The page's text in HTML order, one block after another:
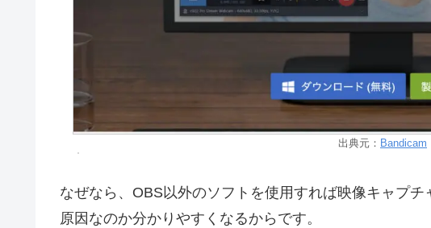
出典元： Bandicam
なぜなら、OBS以外のソフトを使用すれば映像キャプ
原因なのか分かりやすくなるからです。